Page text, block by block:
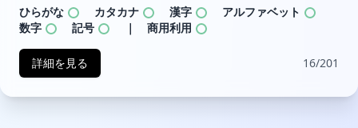
ひらがな
カタカナ 漢字
アルファベット
数字
記号 ｜ 商用利用
詳細を見る 16/201